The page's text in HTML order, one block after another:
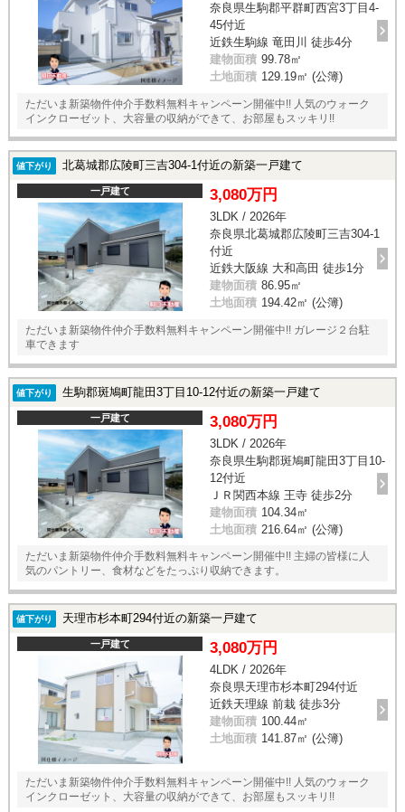
奈良県生駒郡平群町西宮3丁目4-
45付近
近鉄生駒線 竜田川 徒歩4分
建物面積 99.78㎡
土地面積 129.19㎡ (公簿)
ただいま新築物件仲介手数料無料キャンペーン開催中!! 人気のウォーク
インクローゼット、大容量の収納ができて、お部屋もスッキリ!!
値下がり 北葛城郡広陵町三吉304-1付近の新築一戸建て
一戸建て 3,080万円
3LDK / 2026年
奈良県北葛城郡広陵町三吉304-1
付近
近鉄大阪線 大和高田 徒歩1分
建物面積 86.95㎡
土地面積 194.42㎡ (公簿)
ただいま新築物件仲介手数料無料キャンペーン開催中!! ガレージ２台駐
車できます
値下がり 生駒郡斑鳩町龍田3丁目10-12付近の新築一戸建て
一戸建て 3,080万円
3LDK / 2026年
奈良県生駒郡斑鳩町龍田3丁目10-
12付近
ＪＲ関西本線 王寺 徒歩2分
建物面積 104.34㎡
土地面積 216.64㎡ (公簿)
ただいま新築物件仲介手数料無料キャンペーン開催中!! 主婦の皆様に人
気のパントリー、食材などをたっぷり収納できます。
値下がり 天理市杉本町294付近の新築一戸建て
一戸建て 3,080万円
4LDK / 2026年
奈良県天理市杉本町294付近
近鉄天理線 前栽 徒歩3分
建物面積 100.44㎡
土地面積 141.87㎡ (公簿)
ただいま新築物件仲介手数料無料キャンペーン開催中!! 人気のウォーク
インクローゼット、大容量の収納ができて、お部屋もスッキリ!!